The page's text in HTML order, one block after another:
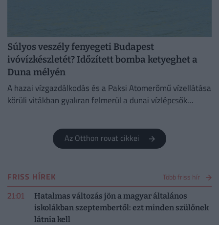
Súlyos veszély fenyegeti Budapest
ivóvízkészletét? Időzített bomba ketyeghet a
Duna mélyén
A hazai vízgazdálkodás és a Paksi Atomerőmű vízellátása
körüli vitákban gyakran felmerül a dunai vízlépcsők
Az Otthon rovat cikkei
FRISS HÍREK Több friss hír
21:01
Hatalmas változás jön a magyar általános
iskolákban szeptembertől: ezt minden szülőnek
látnia kell